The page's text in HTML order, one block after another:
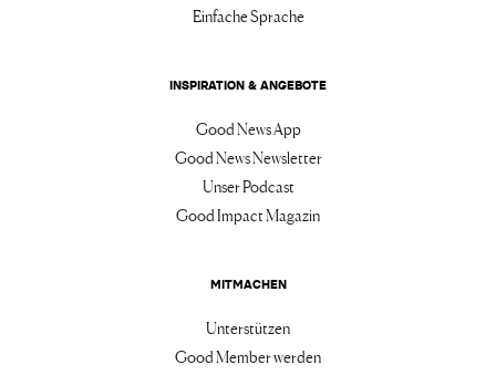
Einfache Sprache
INSPIRATION & ANGEBOTE
Good News App
Good News Newsletter
Unser Podcast
Good Impact Magazin
MITMACHEN
Unterstützen
Good Member werden